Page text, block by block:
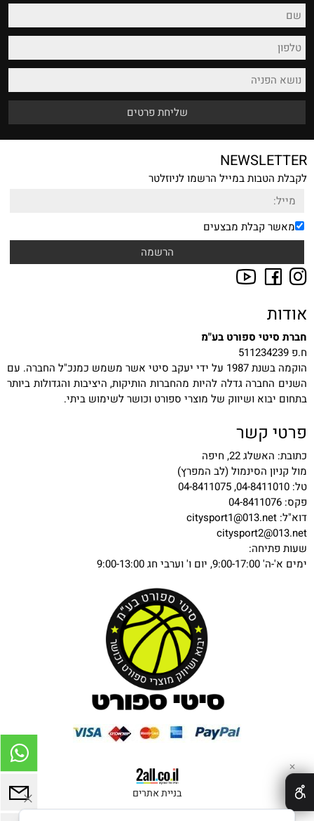
NEWSLETTER
לקבלת הטבות במייל הרשמו לניוזלטר
מאשר קבלת מבצעים
אודות
חברת סיטי ספורט בע"מ
ח.פ 511234239
הוקמה בשנת 1987 על ידי יעקב סיטי אשר משמש כמנכ"ל החברה. עם
השנים החברה גדלה להיות מהחברות הותיקות, היציבות והגדולות ביותר
בתחום יבוא ושיווק של מוצרי ספורט וכושר לשימוש ביתי.
פרטי קשר
כתובת: האשלג 22, חיפה
מול קניון הסינמול (לב המפרץ)
טל: 04-8411010, 04-8411075
פקס: 04-8411076
דוא"ל: citysport1@013.net
citysport2@013.net
שעות פתיחה:
ימים א'-ה' 9:00-17:00, יום ו' וערבי חג 9:00-13:00
בניית אתרים
✕